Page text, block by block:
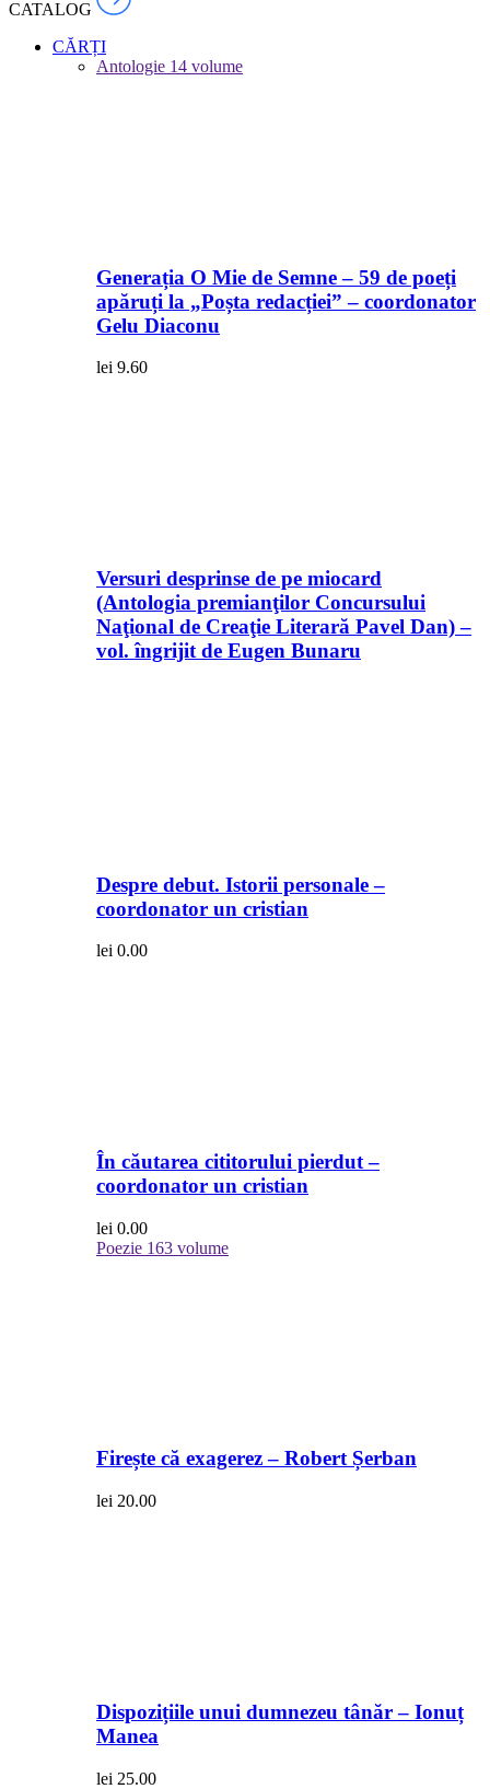
CATALOG
CĂRȚI
Antologie 14 volume
Generația O Mie de Semne – 59 de poeți
apăruți la „Poșta redacției” – coordonator
Gelu Diaconu
lei 9.60
Versuri desprinse de pe miocard
(Antologia premianţilor Concursului
Naţional de Creaţie Literară Pavel Dan) –
vol. îngrijit de Eugen Bunaru
Despre debut. Istorii personale –
coordonator un cristian
lei 0.00
În căutarea cititorului pierdut –
coordonator un cristian
lei 0.00
Poezie 163 volume
Firește că exagerez – Robert Șerban
lei 20.00
Dispozițiile unui dumnezeu tânăr – Ionuț
Manea
lei 25.00